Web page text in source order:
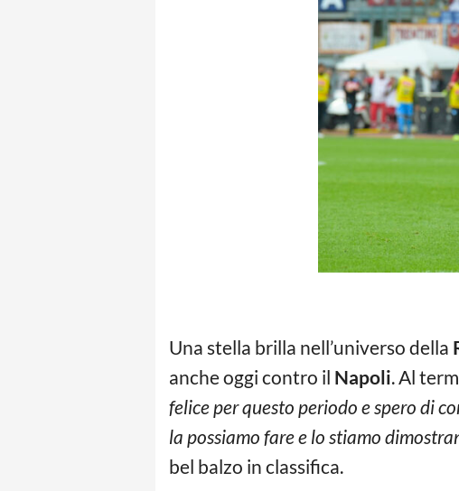
Una stella brilla nell’universo della
anche oggi contro il Napoli. Al
felice per questo periodo e spero di
la possiamo fare e lo stiamo
bel balzo in classifica.